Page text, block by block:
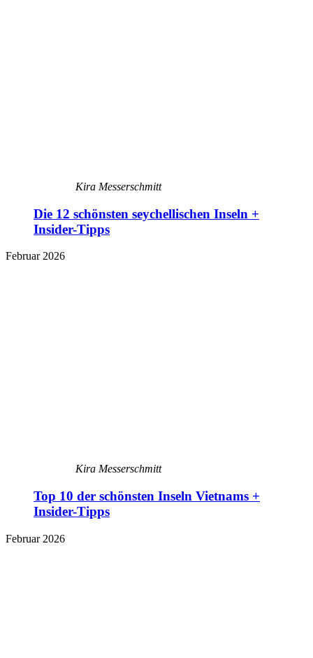
Kira Messerschmitt
Die 12 schönsten seychellischen Inseln +
Insider-Tipps
Februar 2026
Kira Messerschmitt
Top 10 der schönsten Inseln Vietnams +
Insider-Tipps
Februar 2026